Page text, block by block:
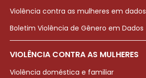
Violência contra as mulheres em dados
Boletim Violência de Gênero em Dados
VIOLÊNCIA CONTRA AS MULHERES
Violência doméstica e familiar